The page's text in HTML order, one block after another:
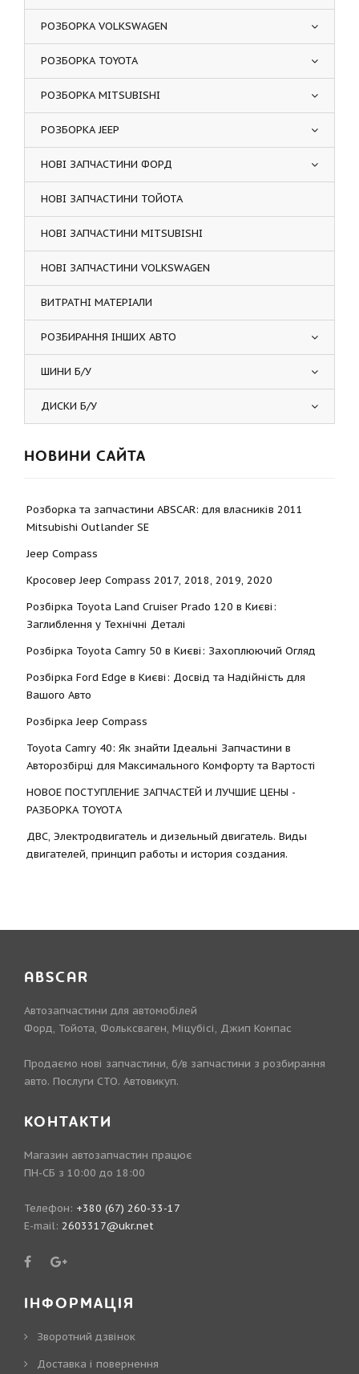
РОЗБОРКА VOLKSWAGEN
РОЗБОРКА TOYOTA
РОЗБОРКА MITSUBISHI
РОЗБОРКА JEEP
НОВІ ЗАПЧАСТИНИ ФОРД
НОВІ ЗАПЧАСТИНИ ТОЙОТА
НОВІ ЗАПЧАСТИНИ MITSUBISHI
НОВІ ЗАПЧАСТИНИ VOLKSWAGEN
ВИТРАТНІ МАТЕРІАЛИ
РОЗБИРАННЯ ІНШИХ АВТО
ШИНИ Б/У
ДИСКИ Б/У
НОВИНИ САЙТА
Розборка та запчастини ABSCAR: для власників 2011
Mitsubishi Outlander SE
Jeep Compass
Кросовер Jeep Compass 2017, 2018, 2019, 2020
Розбірка Toyota Land Cruiser Prado 120 в Києві:
Заглиблення у Технічні Деталі
Розбірка Toyota Camry 50 в Києві: Захоплюючий Огляд
Розбірка Ford Edge в Києві: Досвід та Надійність для
Вашого Авто
Розбірка Jeep Compass
Toyota Camry 40: Як знайти Ідеальні Запчастини в
Авторозбірці для Максимального Комфорту та Вартості
НОВОЕ ПОСТУПЛЕНИЕ ЗАПЧАСТЕЙ И ЛУЧШИЕ ЦЕНЫ -
РАЗБОРКА TOYOTА
ДВС, Электродвигатель и дизельный двигатель. Виды
двигателей, принцип работы и история создания.
ABSCAR
Автозапчастини для автомобілей
Форд, Тойота, Фольксваген, Міцубісі, Джип Компас
Продаємо нові запчастини, б/в запчастини з розбирання
авто. Послуги СТО. Автовикуп.
КОНТАКТИ
Магазин автозапчастин працює
ПН-СБ з 10:00 до 18:00
Телефон: +380 (67) 260-33-17
E-mail: 2603317@ukr.net
ІНФОРМАЦІЯ
Зворотний дзвінок
Доставка і повернення